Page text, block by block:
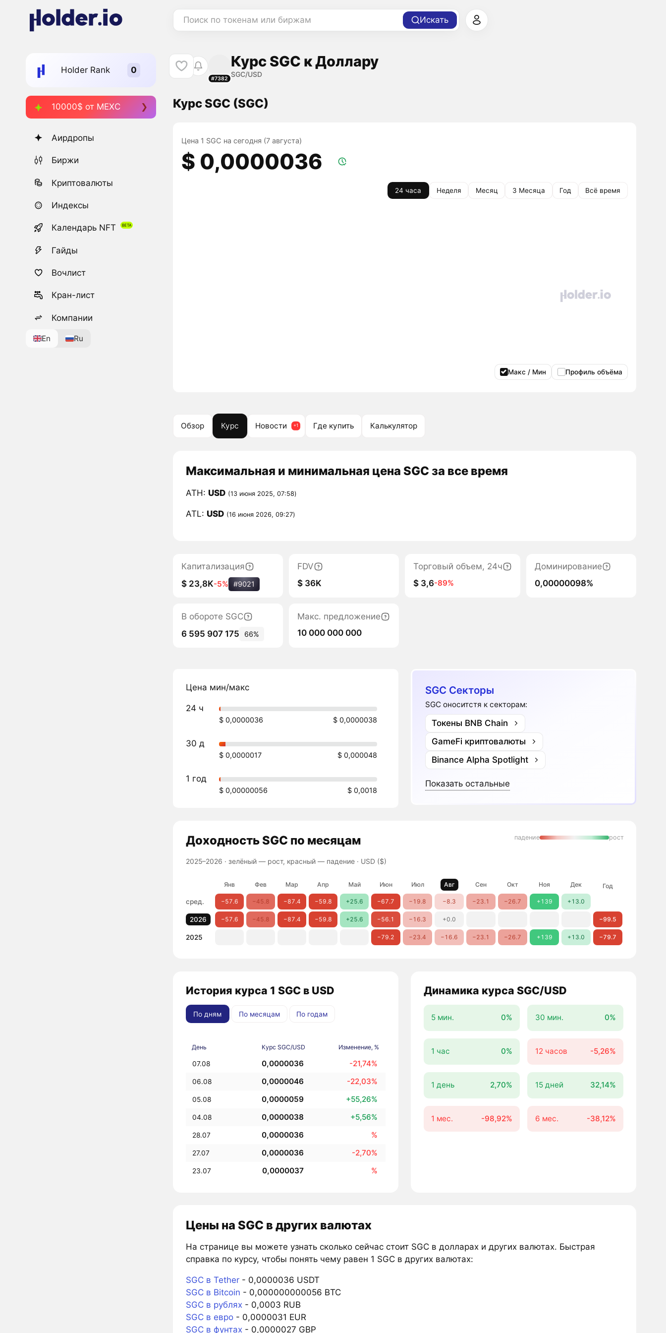
Поиск по токенам или биржам Искать
Holder Rank
10000$ от MEXC
Аирдропы
Биржи
Криптовалюты
Индексы
Календарь NFT
Гайды
Вочлист
Кран-лист
Компании
En Ru
#7382
Курс SGC к Доллару
SGC/USD
Курс SGC (SGC)
Цена 1 SGC на сегодня (7 августа)
$ 0,0000036
24 часа Неделя Месяц 3 Месяца Год Всё время
Макс / Мин Профиль объёма
Обзор Курс Новости Где купить Калькулятор
Максимальная и минимальная цена SGC за все время
ATH: USD (13 июня 2025, 07:58)
ATL: USD (16 июня 2026, 09:27)
Капитализация
$ 23,8K-5% #9021
FDV
$ 36K
Торговый объем, 24ч
$ 3,6-89%
Доминирование
0,00000098%
В обороте SGC
6 595 907 175
66%
Макс. предложение
10 000 000 000
Цена мин/макс
24 ч
$ 0,0000036 $ 0,0000038
30 д
$ 0,0000017 $ 0,000048
1 год
$ 0,00000056 $ 0,0018
SGC Секторы
SGC оноситстя к секторам:
Токены BNB Chain
GameFi криптовалюты
Binance Alpha Spotlight
Показать остальные
ДоходностьSGC по месяцам
2025–2026 · зелёный — рост, красный — падение· USD ($)
падение рост
Янв Фев Мар Апр Май Июн Июл Авг Сен Окт Ноя Дек Год
сред. −57.6 −45.8 −87.4 −59.8 +25.6 −67.7 −19.8 −8.3 −23.1 −26.7 +139 +13.0
2026 −57.6 −45.8 −87.4 −59.8 +25.6 −56.1 −16.3 +0.0 −99.5
2025 −79.2 −23.4 −16.6 −23.1 −26.7 +139 +13.0 −79.7
История курса 1 SGC в USD
По дням По месяцам По годам
День Курс SGC/USD Изменение, %
07.08 0,0000036 -21,74%
06.08 0,0000046 -22,03%
05.08 0,0000059 +55,26%
04.08 0,0000038 +5,56%
28.07 0,0000036 %
27.07 0,0000036 -2,70%
23.07 0,0000037 %
Динамика курса SGC/USD
5 мин. 0% 30 мин. 0%
1 час 0% 12 часов -5,26%
1 день 2,70% 15 дней 32,14%
1 мес. -98,92% 6 мес. -38,12%
Цены на SGC в других валютах
На странице вы можете узнать сколько сейчас стоит SGC в долларах и других валютах. Быстрая
справка по курсу, чтобы понять чему равен 1 SGC в других валютах:
SGC в Tether- 0,0000036 USDT
SGC в Bitcoin - 0,000000000056 BTC
SGC в рублях- 0,0003 RUB
SGC в евро- 0,0000031 EUR
SGC в фунтах- 0,0000027 GBP